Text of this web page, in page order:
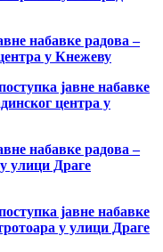
набавке радова –
у Кнежеву
јавне набавке
центра у
набавке радова –
улици Драге
јавне набавке
у улици Драге